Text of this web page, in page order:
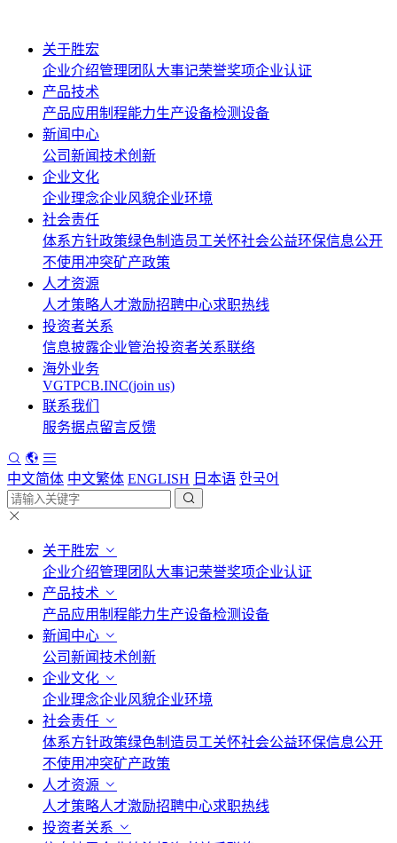
关于胜宏
企业介绍管理团队大事记荣誉奖项企业认证
产品技术
产品应用制程能力生产设备检测设备
新闻中心
公司新闻技术创新
企业文化
企业理念企业风貌企业环境
社会责任
体系方针政策绿色制造员工关怀社会公益环保信息公开
不使用冲突矿产政策
人才资源
人才策略人才激励招聘中心求职热线
投资者关系
信息披露企业管治投资者关系联络
海外业务
VGTPCB.INC(join us)
联系我们
服务据点留言反馈
中文简体 中文繁体 ENGLISH 日本语 한국어
关于胜宏
企业介绍管理团队大事记荣誉奖项企业认证
产品技术
产品应用制程能力生产设备检测设备
新闻中心
公司新闻技术创新
企业文化
企业理念企业风貌企业环境
社会责任
体系方针政策绿色制造员工关怀社会公益环保信息公开
不使用冲突矿产政策
人才资源
人才策略人才激励招聘中心求职热线
投资者关系